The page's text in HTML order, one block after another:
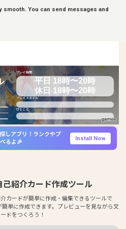
smooth. You can send messages and
プレイ時間
平日 18時〜20時
休日 18時〜20時
プレイスタイル
ひとこと
しアプリ！ランクやプ
るよ🎉
Install Now
己紹介カード作成ツール
カードが簡単に作成・編集できるツールで
単に作成できます。プレビューを見ながら文
ドをつくろう！